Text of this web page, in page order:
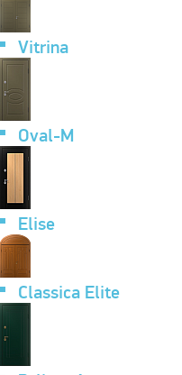
Vitrina
Oval-M
Elise
Classica Elite